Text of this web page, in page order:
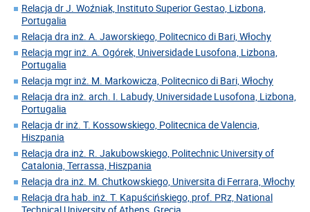
Relacja dr J. Woźniak, Instituto Superior Gestao, Lizbona,
Portugalia
Relacja dra inż. A. Jaworskiego, Politecnico di Bari, Włochy
Relacja mgr inż. A. Ogórek, Universidade Lusofona, Lizbona,
Portugalia
Relacja mgr inż. M. Markowicza, Politecnico di Bari, Włochy
Relacja dra inż. arch. I. Labudy, Universidade Lusofona, Lizbona,
Portugalia
Relacja dr inż. T. Kossowskiego, Politecnica de Valencia,
Hiszpania
Relacja dra inż. R. Jakubowskiego, Politechnic University of
Catalonia, Terrassa, Hiszpania
Relacja dra inż. M. Chutkowskiego, Universita di Ferrara, Włochy
Relacja dra hab. inż. T. Kapuścińskiego, prof. PRz, National